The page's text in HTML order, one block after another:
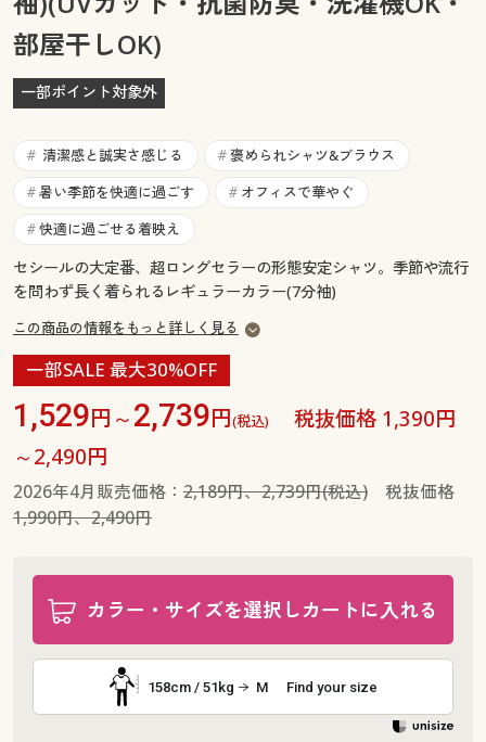
お気に入り
サポート
ご利用ガイド
よくある質問とお問い合わせ
サポート
ご利用ガイド
よくある質問とお問い合わせ
部屋干しOK)
一部ポイント対象外
# 清潔感と誠実さ感じる # 褒められシャツ&ブラウス
# 暑い季節を快適に過ごす # オフィスで華やぐ
# 快適に過ごせる着映え
セシールの大定番、超ロングセラーの形態安定シャツ。季節や流行
を問わず長く着られるレギュラーカラー(7分袖)
この商品の情報をもっと詳しく見る
一部SALE 最大30%OFF
1,529円～2,739円(税込)
税抜価格 1,390円
～2,490円
2026年4月販売価格： 2,189円、2,739円(税込)税抜価格
1,990円、2,490円
カラー・サイズを選択しカートに入れる
158cm / 51kg M Find your size